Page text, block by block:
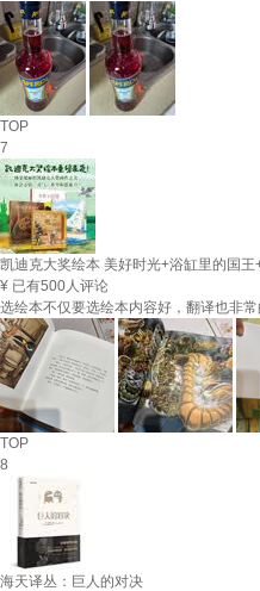
TOP
7
凯迪克大奖绘本 美好时光+浴缸里的国
¥ 已有500人评论
选绘本不仅要选绘本内容好，翻译也非
TOP
8
海天译丛：巨人的对决